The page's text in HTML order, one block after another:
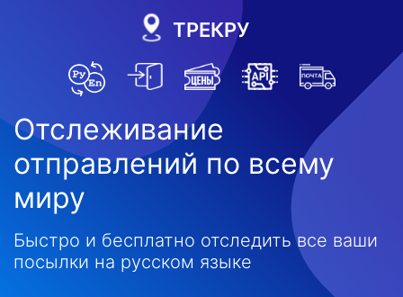
ТРЕКРУ
Отслеживание
отправлений по всему
миру
Быстро и бесплатно отследить все ваши
посылки на русском языке